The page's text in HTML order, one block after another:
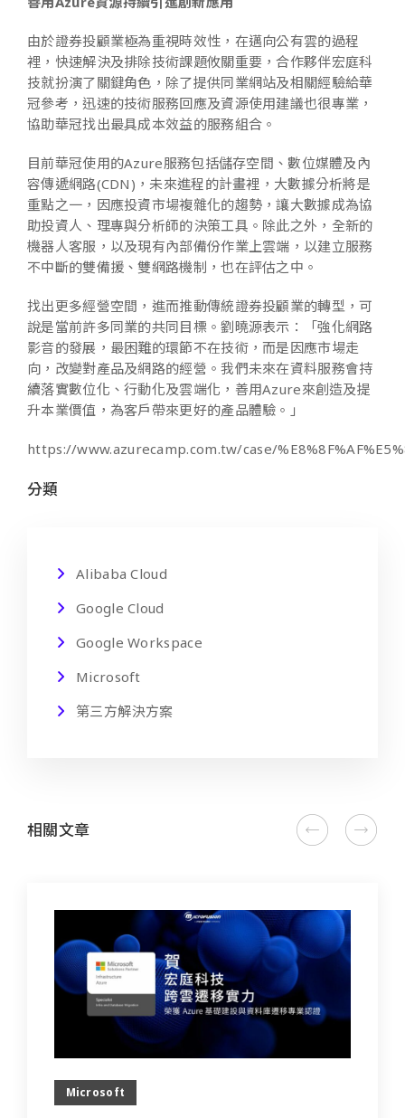
由於證券投顧業極為重視時效性，在邁向公有雲的過程
裡，快速解決及排除技術課題攸關重要，合作夥伴宏庭科
技就扮演了關鍵角色，除了提供同業網站及相關經驗給華
冠參考，迅速的技術服務回應及資源使用建議也很專業，
協助華冠找出最具成本效益的服務組合。
目前華冠使用的Azure服務包括儲存空間、數位媒體及內
容傳遞網路(CDN)，未來進程的計畫裡，大數據分析將是
重點之一，因應投資市場複雜化的趨勢，讓大數據成為協
助投資人、理專與分析師的決策工具。除此之外，全新的
機器人客服，以及現有內部備份作業上雲端，以建立服務
不中斷的雙備援、雙網路機制，也在評估之中。
找出更多經營空間，進而推動傳統證券投顧業的轉型，可
說是當前許多同業的共同目標。劉曉源表示：「強化網路
影音的發展，最困難的環節不在技術，而是因應市場走
向，改變對產品及網路的經營。我們未來在資料服務會持
續落實數位化、行動化及雲端化，善用Azure來創造及提
升本業價值，為客戶帶來更好的產品體驗。」
https://www.azurecamp.com.tw/case/
分類
Alibaba Cloud
Google Cloud
Google Workspace
Microsoft
第三方解決方案
相關文章
Microsoft